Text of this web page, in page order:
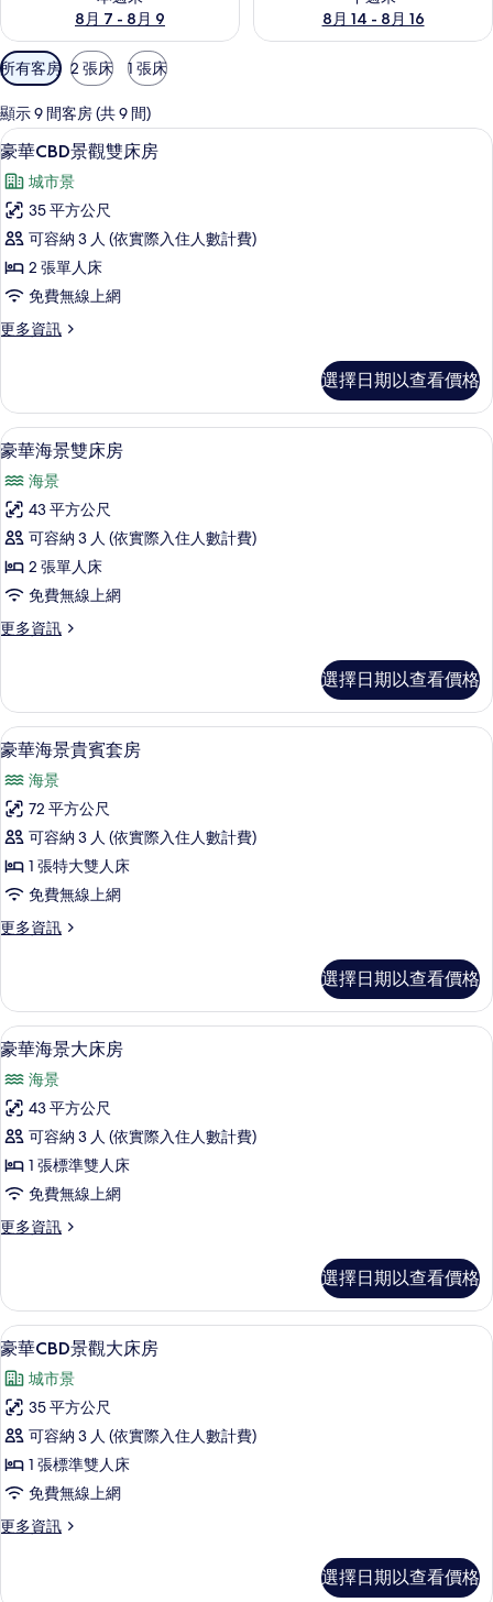
8月 7 - 8月 9
8月 14 - 8月 16
可
用
的
客
房
篩
選
條
所有客房 2 張床 1 張床
顯示 9 間客房 (共 9 間)
顯
示
豪
華
CBD
景
觀
雙
房
的
所
有
相
片
5
豪華CBD景觀雙床房
城市景
35 平方公尺
可容納 3 人 (依實際入住人數計費)
2 張單人床
免費無線上網
更多資訊
更
CBD
景
觀
床
房
詳
情
選擇日期以查看價格
顯
示
豪
華
海
景
雙
床
的
所
有
相
片
豪華海景雙床房 | 迷你吧、客房內保
5
豪華海景雙床房
海景
43 平方公尺
可容納 3 人 (依實際入住人數計費)
2 張單人床
免費無線上網
更多資訊
更
海
景
雙
房
的
情
選擇日期以查看價格
顯
示
豪
華
海
景
貴
賓
房
的
所
有
相
片
豪華海景貴賓套房 | 迷你吧、客房內
8
豪華海景貴賓套房
海景
72 平方公尺
可容納 3 人 (依實際入住人數計費)
1 張特大雙人床
免費無線上網
更多資訊
更
海
景
貴
套
房
詳
情
選擇日期以查看價格
顯
示
豪
華
海
景
大
床
的
所
有
相
片
5
豪華海景大床房
海景
43 平方公尺
可容納 3 人 (依實際入住人數計費)
1 張標準雙人床
免費無線上網
更多資訊
更
海
景
大
房
的
情
選擇日期以查看價格
顯
示
豪
華
CBD
景
觀
大
房
豪華CBD景觀大床房 | 迷你吧、客房
5
豪華CBD景觀大床房
城市景
35 平方公尺
可容納 3 人 (依實際入住人數計費)
1 張標準雙人床
免費無線上網
更多資訊
更
選擇日期以查看價格